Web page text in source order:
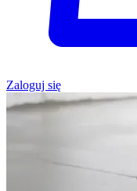
Zaloguj się